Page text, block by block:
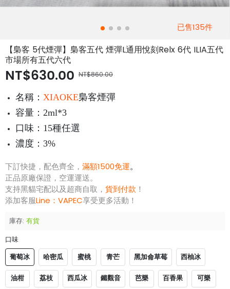
已售135件
【梟客 5代煙彈】梟客五代 煙彈L通用悅刻Relx 6代 ILIA五代
市場所有五代六代
NT$630.00 NT$860.00
名稱： XIAOKE梟客煙彈
容量：2ml*3
口味：15種任選
濃度：3%
下訂快捷，配色齊全， 滿額1500免運。
正品原廠保證，空運運送。
支持黑貓宅配以及超商自取， 貨到付款 ！
添加客服Line： VAPEC享受更多活動！
庫存: 有貨
口味
葡萄冰 哈密瓜 蜜桃 青芒 黑加侖草莓
西柚冰
油柑
荔枝 西瓜冰 鐵觀音 芭樂 百香果 可樂